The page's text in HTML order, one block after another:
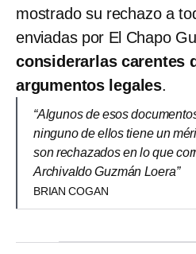
mostrado su rechazo a
enviadas por El Chapo
considerarlas carentes
argumentos legales.
“Algunos de esos
ninguno de ellos tiene un
son rechazados en lo que
Archivaldo Guzmán Loera”
BRIAN COGAN